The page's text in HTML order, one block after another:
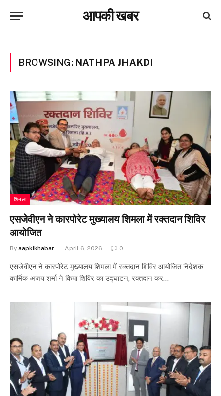
आपकी खबर
BROWSING: NATHPA JHAKDI
शिमला
एसजेवीएन ने कारपोरेट मुख्यालय शिमला में रक्तदान शिविर
आयोजित
By aapkikhabar April 6, 2026 0
एसजेवीएन ने कारपोरेट मुख्यालय शिमला में रक्तदान शिविर आयोजित निदेशक
कार्मिक अजय शर्मा ने किया शिविर का उद्घाटन, रक्तदान कर…